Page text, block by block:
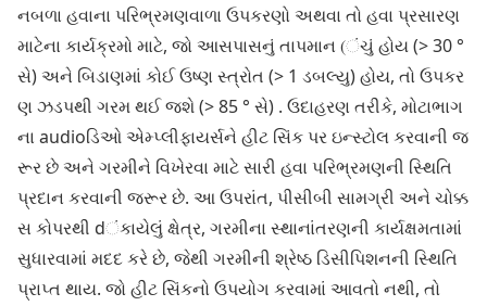
નબળા હવાના પરિભ્રમણવાળા ઉપકરણો અથવા તો હવા પ્રસારણ
માટેના કાર્યક્રમો માટે, જો આસપાસનું તાપમાન (ંચું હોય (> 30 °
સે) અને બિડાણમાં કોઈ ઉષ્ણ સ્ત્રોત (> 1 ડબલ્યુ) હોય, તો ઉપકર
ણ ઝડપથી ગરમ થઈ જશે (> 85 ° સે) . ઉદાહરણ તરીકે, મોટાભાગ
ના audioડિઓ એમ્પ્લીફાયર્સને હીટ સિંક પર ઇન્સ્ટોલ કરવાની જ
રૂર છે અને ગરમીને વિખેરવા માટે સારી હવા પરિભ્રમણની સ્થિતિ
પ્રદાન કરવાની જરૂર છે. આ ઉપરાંત, પીસીબી સામગ્રી અને ચોક્ક
સ કોપરથી dંકાયેલું ક્ષેત્ર, ગરમીના સ્થાનાંતરણની કાર્યક્ષમતામાં
સુધારવામાં મદદ કરે છે, જેથી ગરમીની શ્રેષ્ઠ ડિસીપિશનની સ્થિતિ
પ્રાપ્ત થાય. જો હીટ સિંકનો ઉપયોગ કરવામાં આવતો નથી, તો